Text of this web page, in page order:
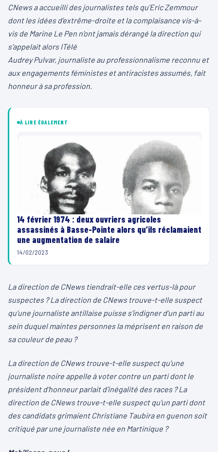
CNews a accueilli des journalistes tels qu’Eric Zemmour
dont les idées d’extrême-droite et la complaisance vis-à-
vis de Marine Le Pen n’ont jamais dérangé la direction qui
s’appelait alors ITélé
Audrey Pulvar, journaliste au professionnalisme reconnu et
aux engagements féministes et antiracistes assumés, fait
honneur à sa profession.
À LIRE ÉGALEMENT
14 février 1974 : deux ouvriers agricoles
assassinés à Basse-Pointe alors qu’ils réclamaient
une augmentation de salaire
14/02/2023
La direction de CNews tiendrait-elle ces vertus-là pour
suspectes ? La direction de CNews trouve-t-elle suspect
qu’une journaliste antillaise puisse s’indigner d’un parti au
sein duquel maintes personnes la méprisent en raison de
sa couleur de peau ?
La direction de CNews trouve-t-elle suspect qu’une
journaliste noire appelle à voter contre un parti dont le
président d’honneur parlait d’inégalité des races ? La
direction de CNews trouve-t-elle suspect qu’un parti dont
des candidats grimaient Christiane Taubira en guenon soit
critiqué par une journaliste née en Martinique ?